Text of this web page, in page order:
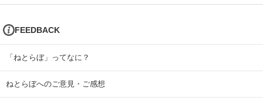
FEEDBACK
「ねとらぼ」ってなに？
ねとらぼへのご意見・ご感想